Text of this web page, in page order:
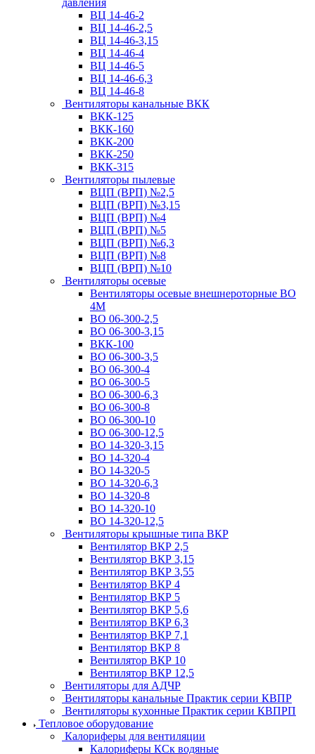
давления
ВЦ 14-46-2
ВЦ 14-46-2,5
ВЦ 14-46-3,15
ВЦ 14-46-4
ВЦ 14-46-5
ВЦ 14-46-6,3
ВЦ 14-46-8
Вентиляторы канальные ВКК
ВКК-125
ВКК-160
ВКК-200
ВКК-250
ВКК-315
Вентиляторы пылевые
ВЦП (ВРП) №2,5
ВЦП (ВРП) №3,15
ВЦП (ВРП) №4
ВЦП (ВРП) №5
ВЦП (ВРП) №6,3
ВЦП (ВРП) №8
ВЦП (ВРП) №10
Вентиляторы осевые
Вентиляторы осевые внешнероторные ВО
4М
ВО 06-300-2,5
ВО 06-300-3,15
ВКК-100
ВО 06-300-3,5
ВО 06-300-4
ВО 06-300-5
ВО 06-300-6,3
ВО 06-300-8
ВО 06-300-10
ВО 06-300-12,5
ВО 14-320-3,15
ВО 14-320-4
ВО 14-320-5
ВО 14-320-6,3
ВО 14-320-8
ВО 14-320-10
ВО 14-320-12,5
Вентиляторы крышные типа ВКР
Вентилятор ВКР 2,5
Вентилятор ВКР 3,15
Вентилятор ВКР 3,55
Вентилятор ВКР 4
Вентилятор ВКР 5
Вентилятор ВКР 5,6
Вентилятор ВКР 6,3
Вентилятор ВКР 7,1
Вентилятор ВКР 8
Вентилятор ВКР 10
Вентилятор ВКР 12,5
Вентиляторы для АДЧР
Вентиляторы канальные Практик серии КВПР
Вентиляторы кухонные Практик серии КВПРП
Тепловое оборудование
Калориферы для вентиляции
Калориферы КСк водяные